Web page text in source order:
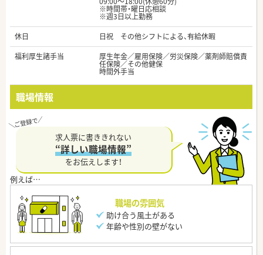
※時間帯・曜日応相談
※週3日以上勤務
休日
日祝 その他シフトによる、有給休暇
福利厚生諸手当
厚生年金／雇用保険／労災保険／薬剤師賠償責
任保険／その他健保
時間外手当
職場情報
求人票に書ききれない
“詳しい職場情報”
をお伝えします！
職場の雰囲気
助け合う風土がある
年齢や性別の壁がない